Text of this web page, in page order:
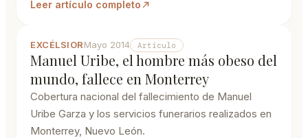
Leer artículo completo
EXCÉLSIORMayo 2014 Artículo
Manuel Uribe, el hombre más obeso del
mundo, fallece en Monterrey
Cobertura nacional del fallecimiento de Manuel
Uribe Garza y los servicios funerarios realizados en
Monterrey, Nuevo León.